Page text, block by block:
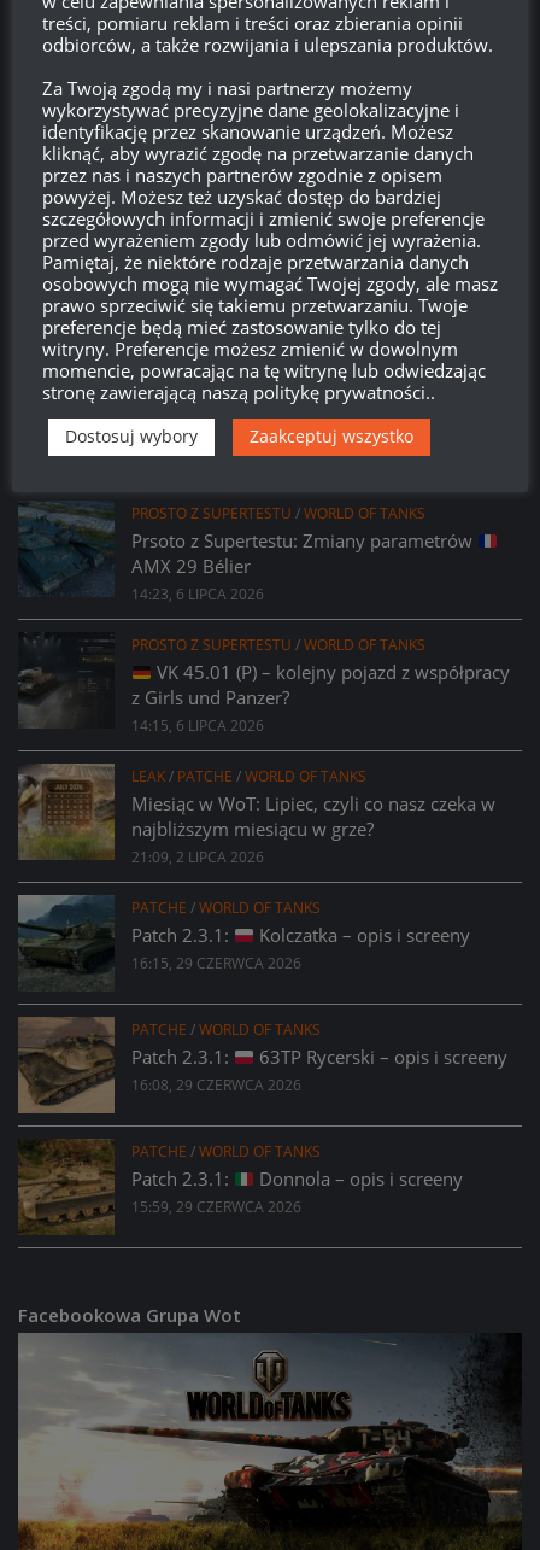
Kanał wpisów
Kanał komentarzy
WordPress.org
Brakwierzchołka drzewkaod:
577
Dni
15
Godzin
27
Minut
28
Sekund
PROSTO Z SUPERTESTU /WORLD OF TANKS
Prsoto z Supertestu: Zmiany parametrów
AMX 29 Bélier
14:23, 6 LIPCA 2026
PROSTO Z SUPERTESTU /WORLD OF TANKS
VK 45.01 (P) – kolejny pojazd z współpracy
z Girls und Panzer?
14:15, 6 LIPCA 2026
LEAK/ PATCHE /WORLD OF TANKS
Miesiąc w WoT: Lipiec, czyli co nasz czeka w
najbliższym miesiącu w grze?
21:09, 2 LIPCA 2026
PATCHE /WORLD OF TANKS
Patch 2.3.1: Kolczatka – opis i screeny
16:15, 29 CZERWCA 2026
PATCHE /WORLD OF TANKS
Patch 2.3.1: 63TP Rycerski – opis i screeny
16:08, 29 CZERWCA 2026
PATCHE /WORLD OF TANKS
Patch 2.3.1: Donnola – opis i screeny
15:59, 29 CZERWCA 2026
Facebookowa Grupa Wot
treści, pomiaru reklam i treści oraz zbierania opinii
odbiorców, a także rozwijania i ulepszania produktów.
Za Twoją zgodą my i nasi partnerzy możemy
wykorzystywać precyzyjne dane geolokalizacyjne i
identyfikację przez skanowanie urządzeń. Możesz
kliknąć, aby wyrazić zgodę na przetwarzanie danych
przez nas i naszych partnerów zgodnie z opisem
powyżej. Możesz też uzyskać dostęp do bardziej
szczegółowych informacji i zmienić swoje preferencje
przed wyrażeniem zgody lub odmówić jej wyrażenia.
Pamiętaj, że niektóre rodzaje przetwarzania danych
osobowych mogą nie wymagać Twojej zgody, ale masz
prawo sprzeciwić się takiemu przetwarzaniu. Twoje
preferencje będą mieć zastosowanie tylko do tej
witryny. Preferencje możesz zmienić w dowolnym
momencie, powracając na tę witrynę lub odwiedzając
stronę zawierającą naszą politykę prywatności..
Dostosuj wybory Zaakceptuj wszystko